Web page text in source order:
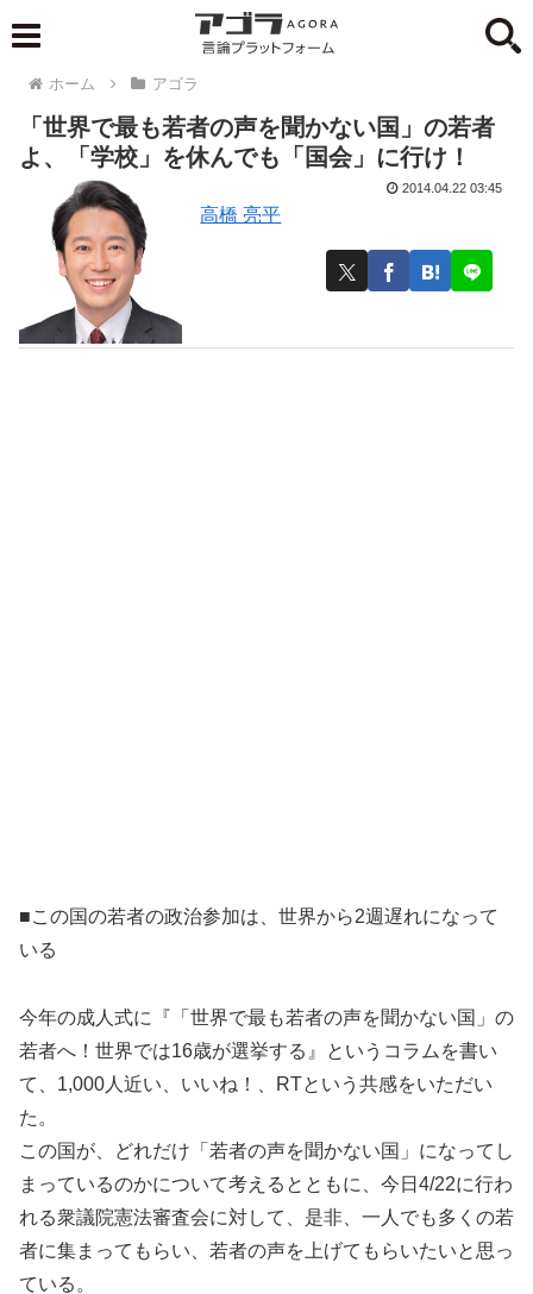
ホーム アゴラ
「世界で最も若者の声を聞かない国」の若者
よ、「学校」を休んでも「国会」に行け！
高橋 亮平
2014.04.22 03:45
■この国の若者の政治参加は、世界から2週遅れになって
いる
今年の成人式に『「世界で最も若者の声を聞かない国」の
若者へ！世界では16歳が選挙する』というコラムを書い
て、1,000人近い、いいね！、RTという共感をいただい
た。
この国が、どれだけ「若者の声を聞かない国」になってし
まっているのかについて考えるとともに、今日4/22に行わ
れる衆議院憲法審査会に対して、是非、一人でも多くの若
者に集まってもらい、若者の声を上げてもらいたいと思っ
ている。